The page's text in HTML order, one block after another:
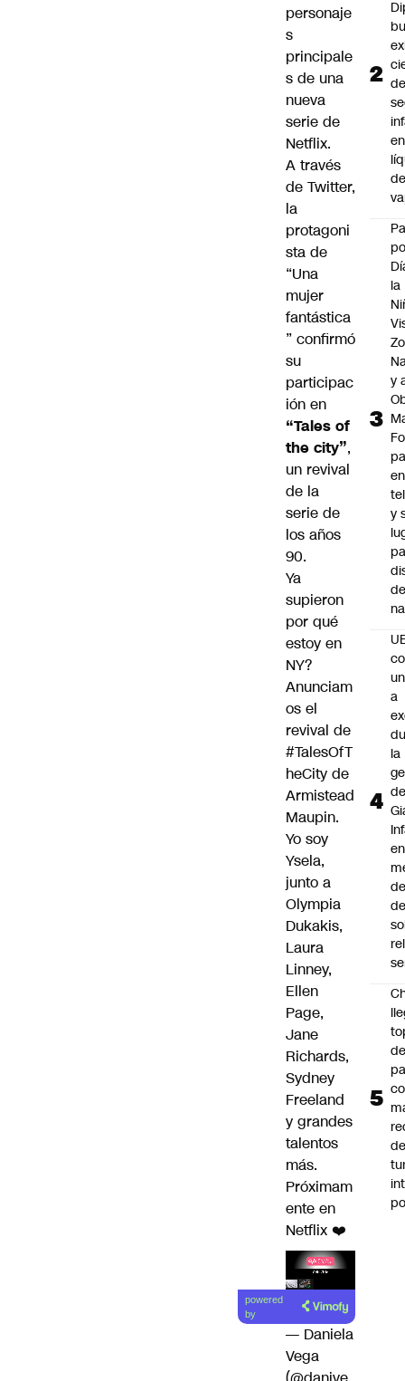
personaje
s
principale
s de una
nueva
serie de
Netflix.
A través
de Twitter,
la
protagoni
sta de
“Una
mujer
fantástica
” confirmó
su
participac
ión en
“Tales of
the city”,
un revival
de la
serie de
los años
90.
Ya
supieron
por qué
estoy en
NY?
Anunciam
os el
revival de
#TalesOfT
heCity de
Armistead
Maupin.
Yo soy
Ysela,
junto a
Olympia
Dukakis,
Laura
Linney,
Ellen
Page,
Jane
Richards,
Sydney
Freeland
y grandes
talentos
más.
Próximam
ente en
Netflix ❤️
Lea el
artículo
powered
by
— Daniela
Vega
de
en
de
la
y
en
y
a
la
de
en
de